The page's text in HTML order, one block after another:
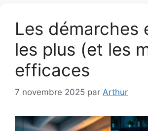
Les démarches
les plus (et les
efficaces
7 novembre 2025 par Arthur